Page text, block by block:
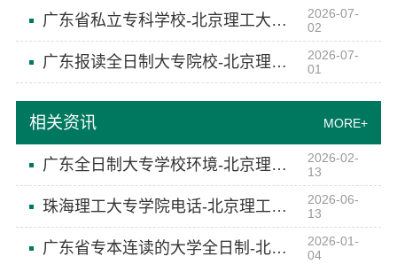
广东省私立专科学校-北京理工大学珠海学院继教院
2026-07-
02
广东报读全日制大专院校-北京理工大学珠海学院继教院
2026-07-
01
相关资讯 MORE+
广东全日制大专学校环境-北京理工大学珠海学院继续教育学院
2026-02-
13
珠海理工大专学院电话-北京理工大学珠海学院继续教育学院
2026-06-
13
广东省专本连读的大学全日制-北京理工大学珠海学院继续教育学院
2026-01-
04